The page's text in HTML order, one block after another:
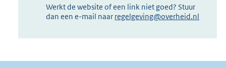
Werkt de website of een link niet goed? Stuur
dan een e-mail naar regelgeving@overheid.nl